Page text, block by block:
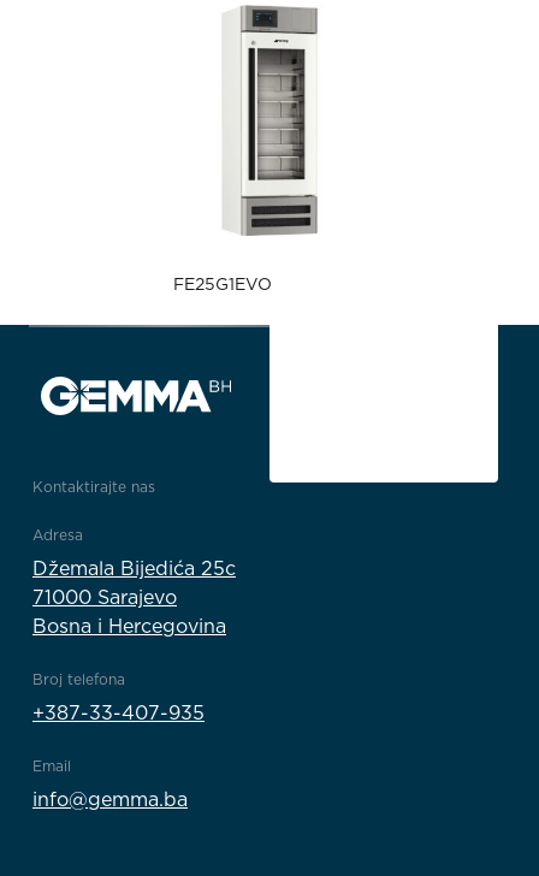
FE25G1EVO
Kontaktirajte nas
Adresa
Džemala Bijedića 25c
71000 Sarajevo
Bosna i Hercegovina
Broj telefona
+387-33-407-935
Email
info@gemma.ba